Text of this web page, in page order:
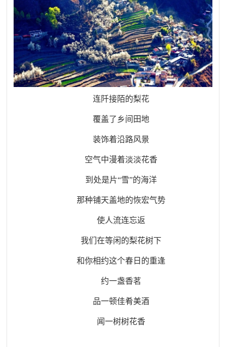
连阡接陌的梨花
覆盖了乡间田地
装饰着沿路风景
空气中漫着淡淡花香
到处是片“雪”的海洋
那种铺天盖地的恢宏气势
使人流连忘返
我们在等闲的梨花树下
和你相约这个春日的重逢
约一盏香茗
品一顿佳肴美酒
闻一树树花香